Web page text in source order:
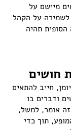
מיישם על
על הקהל
תהיה
חושים
חייב להתאים
ודברים בו
אומר, למשל,
תוך כדי